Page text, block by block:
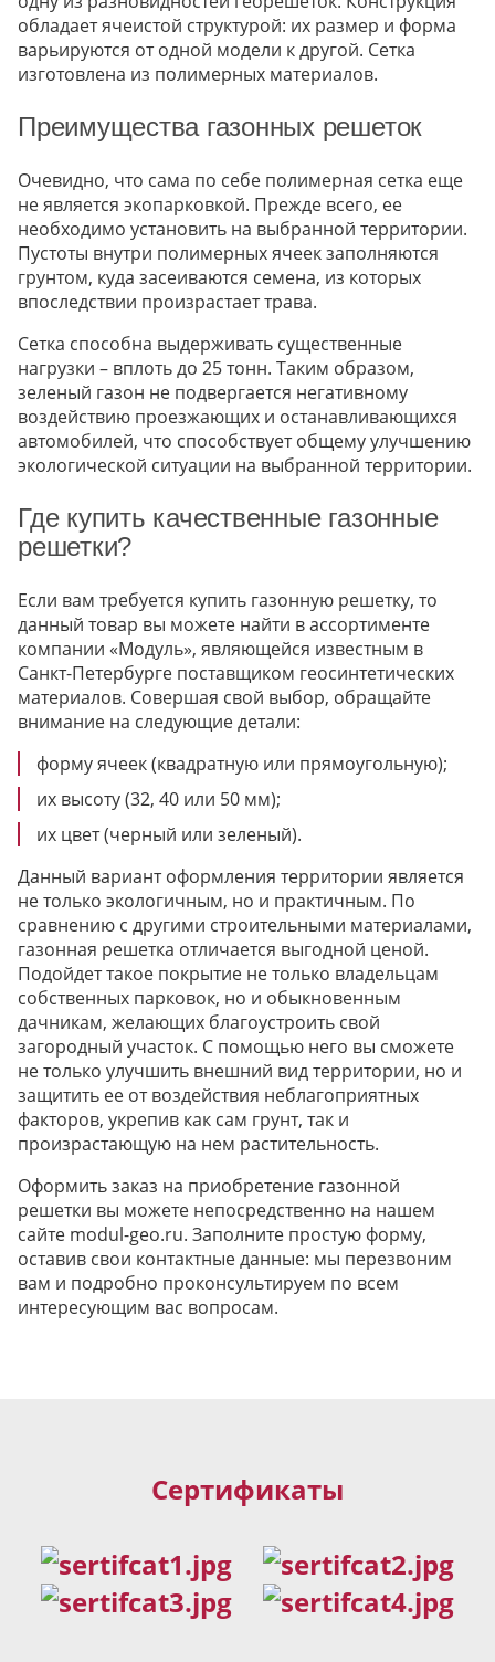
обладает ячеистой структурой: их размер и форма
варьируются от одной модели к другой. Сетка
изготовлена из полимерных материалов.
Преимущества газонных решеток
Очевидно, что сама по себе полимерная сетка еще
не является экопарковкой. Прежде всего, ее
необходимо установить на выбранной территории.
Пустоты внутри полимерных ячеек заполняются
грунтом, куда засеиваются семена, из которых
впоследствии произрастает трава.
Сетка способна выдерживать существенные
нагрузки – вплоть до 25 тонн. Таким образом,
зеленый газон не подвергается негативному
воздействию проезжающих и останавливающихся
автомобилей, что способствует общему улучшению
экологической ситуации на выбранной территории.
Где купить качественные газонные
решетки?
Если вам требуется купить газонную решетку, то
данный товар вы можете найти в ассортименте
компании «Модуль», являющейся известным в
Санкт-Петербурге поставщиком геосинтетических
материалов. Совершая свой выбор, обращайте
внимание на следующие детали:
форму ячеек (квадратную или прямоугольную);
их высоту (32, 40 или 50 мм);
их цвет (черный или зеленый).
Данный вариант оформления территории является
не только экологичным, но и практичным. По
сравнению с другими строительными материалами,
газонная решетка отличается выгодной ценой.
Подойдет такое покрытие не только владельцам
собственных парковок, но и обыкновенным
дачникам, желающих благоустроить свой
загородный участок. С помощью него вы сможете
не только улучшить внешний вид территории, но и
защитить ее от воздействия неблагоприятных
факторов, укрепив как сам грунт, так и
произрастающую на нем растительность.
Оформить заказ на приобретение газонной
решетки вы можете непосредственно на нашем
сайте modul-geo.ru. Заполните простую форму,
оставив свои контактные данные: мы перезвоним
вам и подробно проконсультируем по всем
интересующим вас вопросам.
Сертификаты